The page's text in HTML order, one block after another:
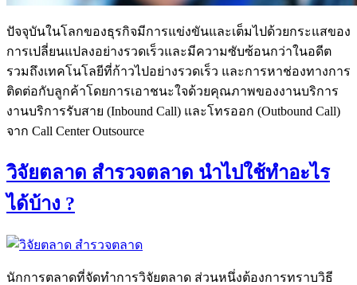
ปัจจุบันในโลกของธุรกิจมีการแข่งขันและเต็มไปด้วยกระแสของ
การเปลี่ยนแปลงอย่างรวดเร็วและมีความซับซ้อนกว่าในอดีต
รวมถึงเทคโนโลยีที่ก้าวไปอย่างรวดเร็ว และการหาช่องทางการ
ติดต่อกับลูกค้าโดยการเอาชนะใจด้วยคุณภาพของงานบริการ
งานบริการรับสาย (Inbound Call) และโทรออก (Outbound Call)
จาก Call Center Outsource
วิจัยตลาด สำรวจตลาด นำไปใช้ทำอะไร
ได้บ้าง ?
นักการตลาดที่จัดทำการวิจัยตลาด ส่วนหนึ่งต้องการทราบวิธี